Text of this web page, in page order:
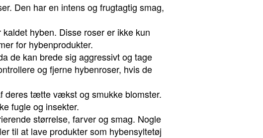
Den har en intens og frugtagtig smag,
hyben. Disse roser er ikke kun
for hybenprodukter.
de kan brede sig aggressivt og tage
og fjerne hybenroser, hvis de
deres tætte vækst og smukke blomster.
fugle og insekter.
størrelse, farver og smag. Nogle
til at lave produkter som hybensyltetøj